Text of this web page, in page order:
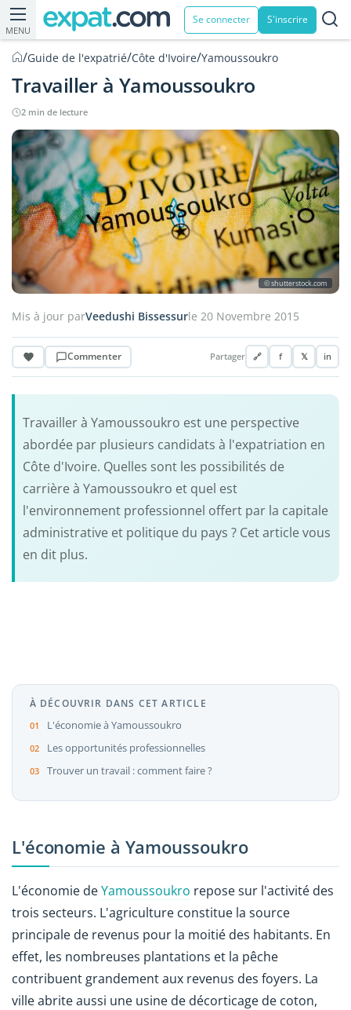
MENU
Se connecter S'inscrire
/Guide de l'expatrié/Côte d'Ivoire/Yamoussoukro
Travailler à Yamoussoukro
2 min de lecture
© shutterstock.com
Mis à jour parVeedushi Bissessurle 20 Novembre 2015
Commenter Partager 🔗 f 𝕏 in
Travailler à Yamoussoukro est une perspective
abordée par plusieurs candidats à l'expatriation en
Côte d'Ivoire. Quelles sont les possibilités de
carrière à Yamoussoukro et quel est
l'environnement professionnel offert par la capitale
administrative et politique du pays ? Cet article vous
en dit plus.
À DÉCOUVRIR DANS CET ARTICLE
L'économie à Yamoussoukro
Les opportunités professionnelles
Trouver un travail : comment faire ?
L'économie à Yamoussoukro
L'économie deYamoussoukro repose sur l'activité des
trois secteurs. L'agriculture constitue la source
principale de revenus pour la moitié des habitants. En
effet, les nombreuses plantations et la pêche
contribuent grandement aux revenus des foyers. La
ville abrite aussi une usine de décorticage de coton,